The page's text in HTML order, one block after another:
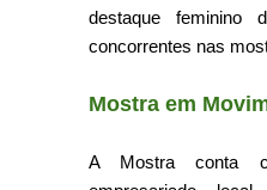
destaque feminino
concorrentes nas
Mostra em
A Mostra conta